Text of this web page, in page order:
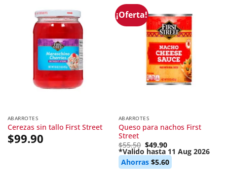
ABARROTES
Cerezas sin tallo First Street
$99.90
¡Oferta!
ABARROTES
Queso para nachos First
Street
$55.50 Original
price
was:
$55.50.
$49.90
*Valido hasta 11 Aug 2026
Current
price
is:
Ahorras $5.60